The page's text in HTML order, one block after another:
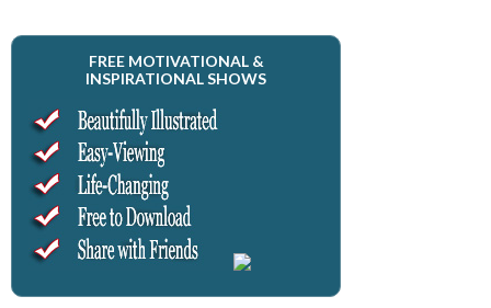
FREE MOTIVATIONAL &
INSPIRATIONAL SHOWS